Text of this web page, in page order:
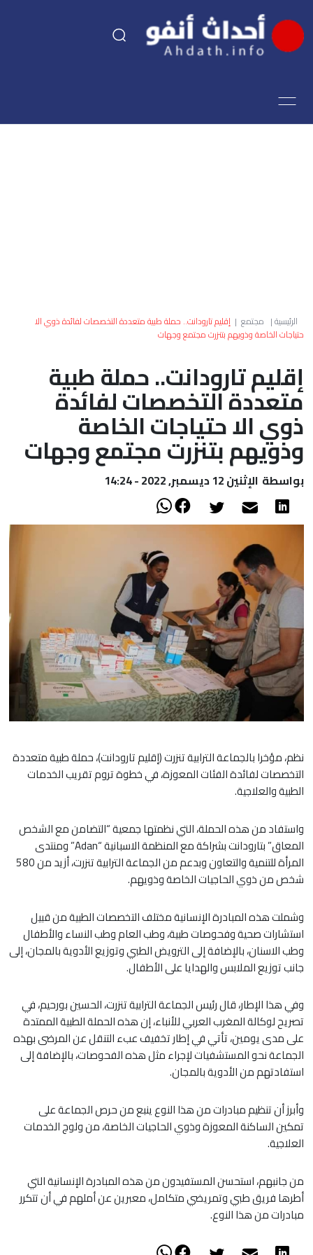
اقتصاد
العالم
الصحراء
الرئيسية| مجتمع | إقليم تارودانت.. حملة طبية متعددة التخصصات لفائدة ذوي الا
حتياجات الخاصة وذويهم بتنزرت مجتمع وجهات
إقليم تارودانت.. حملة طبية
متعددة التخصصات لفائدة
ذوي الا حتياجات الخاصة
وذويهم بتنزرت مجتمع وجهات
بواسطة الإثنين 12 ديسمبر, 2022 - 14:24
نظم، مؤخرا بالجماعة الترابية تنزرت (إقليم تارودانت)، حملة طبية متعددة
التخصصات لفائدة الفئات المعوزة، في خطوة تروم تقريب الخدمات
الطبية والعلاجية.
واستفاد من هذه الحملة، التي نظمتها جمعية “التضامن مع الشخص
المعاق” بتارودانت بشراكة مع المنظمة الاسبانية “Adan” ومنتدى
المرأة للتنمية والتعاون وبدعم من الجماعة الترابية تنزرت، أزيد من 580
شخص من ذوي الحاجيات الخاصة وذويهم.
وشملت هذه المبادرة الإنسانية مختلف التخصصات الطبية من قبيل
استشارات صحية وفحوصات طبية، وطب العام وطب النساء والأطفال
وطب الاسنان، بالإضافة إلى الترويض الطبي وتوزيع الأدوية بالمجان، إلى
جانب توزيع الملابس والهدايا على الأطفال.
وفي هذا الإطار، قال رئيس الجماعة الترابية تنزرت، الحسين بورحيم، في
تصريح لوكالة المغرب العربي للأنباء، إن هذه الحملة الطبية الممتدة
على مدى يومين، تأتي في إطار تخفيف عبء التنقل عن المرضى بهذه
الجماعة نحو المستشفيات لإجراء مثل هذه الفحوصات، بالإضافة إلى
استفادتهم من الأدوية بالمجان.
وأبرز أن تنظيم مبادرات من هذا النوع ينبع من حرص الجماعة على
تمكين الساكنة المعوزة وذوي الحاجيات الخاصة، من ولوج الخدمات
العلاجية.
من جانبهم، استحسن المستفيدون من هذه المبادرة الإنسانية التي
أطرها فريق طبي وتمريضي متكامل، معبرين عن أملهم في أن تتكرر
مبادرات من هذا النوع.